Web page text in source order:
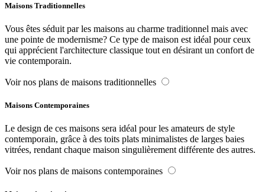
Maisons Traditionnelles
Vous êtes séduit par les maisons au charme traditionnel mais avec
une pointe de modernisme? Ce type de maison est idéal pour ceux
qui apprécient l'architecture classique tout en désirant un confort de
vie contemporain.
Voir nos plans de maisons traditionnelles
Maisons Contemporaines
Le design de ces maisons sera idéal pour les amateurs de style
contemporain, grâce à des toits plats minimalistes de larges baies
vitrées, rendant chaque maison singulièrement différente des autres.
Voir nos plans de maisons contemporaines